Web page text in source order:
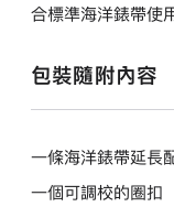
合標準海洋錶帶使
包裝隨附內容
一條海洋錶帶延長
一個可調校的圈扣